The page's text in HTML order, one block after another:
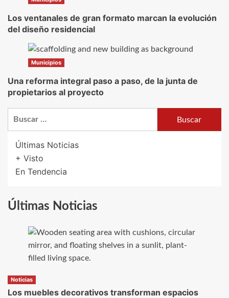
Los ventanales de gran formato marcan la evolución
del diseño residencial
Municipios
Una reforma integral paso a paso, de la junta de
propietarios al proyecto
Últimas Noticias
+ Visto
En Tendencia
Últimas Noticias
Noticias
Los muebles decorativos transforman espacios